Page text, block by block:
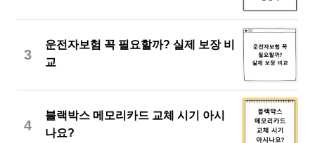
3
운전자보험 꼭 필요할까? 실제 보장 비
교
4
블랙박스 메모리카드 교체 시기 아시
나요?